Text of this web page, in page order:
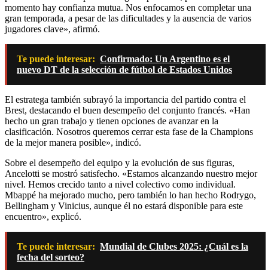
momento hay confianza mutua. Nos enfocamos en completar una
gran temporada, a pesar de las dificultades y la ausencia de varios
jugadores clave», afirmó.
Te puede interesar: Confirmado: Un Argentino es el
nuevo DT de la selección de fútbol de Estados Unidos
El estratega también subrayó la importancia del partido contra el
Brest, destacando el buen desempeño del conjunto francés. «Han
hecho un gran trabajo y tienen opciones de avanzar en la
clasificación. Nosotros queremos cerrar esta fase de la Champions
de la mejor manera posible», indicó.
Sobre el desempeño del equipo y la evolución de sus figuras,
Ancelotti se mostró satisfecho. «Estamos alcanzando nuestro mejor
nivel. Hemos crecido tanto a nivel colectivo como individual.
Mbappé ha mejorado mucho, pero también lo han hecho Rodrygo,
Bellingham y Vinicius, aunque él no estará disponible para este
encuentro», explicó.
Te puede interesar: Mundial de Clubes 2025: ¿Cuál es la
fecha del sorteo?